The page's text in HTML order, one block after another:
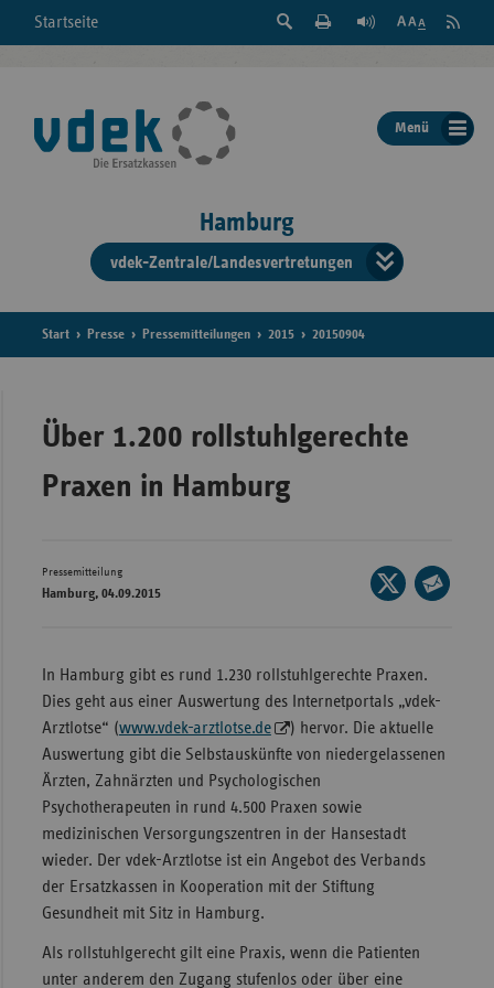
Startseite
Suche
der
Seite
Feed
Menü
Hamburg
vdek-Zentrale/Landesvertretungen
der
Start Presse Pressemitteilungen 2015 20150904
Über 1.200 rollstuhlgerechte
Praxen in Hamburg
Pressemitteilung
Hamburg, 04.09.2015
Seite
auf
In Hamburg gibt es rund 1.230 rollstuhlgerechte Praxen.
Dies geht aus einer Auswertung des Internetportals „vdek-
Arztlotse“ (www.vdek-arztlotse.de
) hervor. Die aktuelle
Auswertung gibt die Selbstauskünfte von niedergelassenen
Ärzten, Zahnärzten und Psychologischen
Psychotherapeuten in rund 4.500 Praxen sowie
medizinischen Versorgungszentren in der Hansestadt
wieder. Der vdek-Arztlotse ist ein Angebot des Verbands
der Ersatzkassen in Kooperation mit der Stiftung
Gesundheit mit Sitz in Hamburg.
Als rollstuhlgerecht gilt eine Praxis, wenn die Patienten
unter anderem den Zugang stufenlos oder über eine